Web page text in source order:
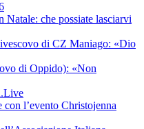
che possiate lasciarvi
di CZ Maniago: «Dio
di Oppido): «Non
l’evento Christojenna